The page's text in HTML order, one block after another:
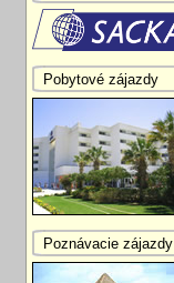
Pobytové zájazdy
Poznávacie zájazdy